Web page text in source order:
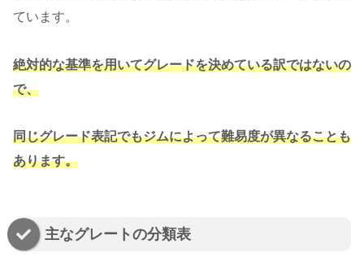
ています。
絶対的な基準を用いてグレードを決めている訳ではないの
で、
同じグレード表記でもジムによって難易度が異なることも
あります。
主なグレートの分類表